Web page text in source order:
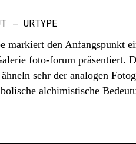
– URTYPE
markiert den Anfangspunkt
foto-forum präsentiert.
sehr der analogen
alchimistische